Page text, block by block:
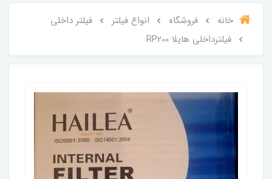
خانه فروشگاه انواع فیلتر
فیلتر داخلی
فیلترداخلی هایلا RP200